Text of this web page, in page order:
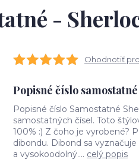
-
Ohodnotiť
Popisné číslo
Popisné číslo Samostatné
samostatných čísel. Toto
100% :) Z čoho je vyrobené?
dibondu. Dibond sa
a vysokoodolný.... celý popis